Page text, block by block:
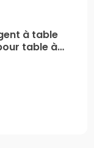
à table
table à
AU PANIER